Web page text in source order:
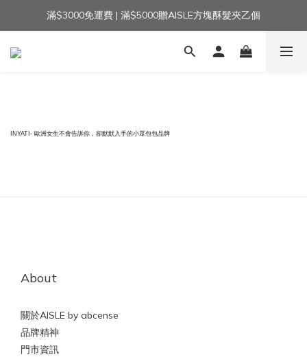
加入官方LINE｜領$100 👉
滿$3000免運費 | 滿$5000贈AISLE方塊酥髮夾乙個
加入官方LINE｜領$100 👉
INYATI- 歐洲女生不會告訴你，卻默默入手的小眾包包品牌
About
關於AISLE by abcense
品牌精神
門市資訊